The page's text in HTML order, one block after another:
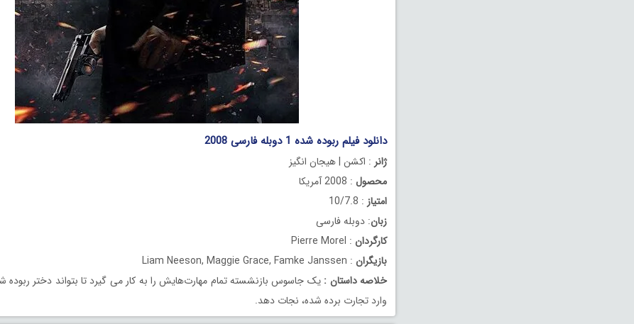
دانلود فیلم ربوده شده 1 دوبله فارسی 2008
ژانر : اکشن | هیجان انگیز
محصول : 2008 آمریکا
امتیاز : 10/7.8
زبان: دوبله فارسی
کارگردان : Pierre Morel
بازیگران : Liam Neeson, Maggie Grace, Famke Janssen
خلاصه داستان :یک جاسوس بازنشسته تمام مهارت‌هایش را به کار می گیرد تا بتواند دختر ربوده
وارد تجارت برده شده، نجات دهد.